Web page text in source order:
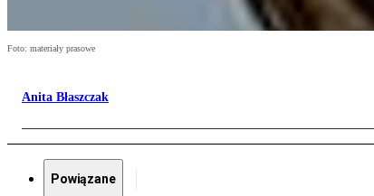
Foto: materiały prasowe
Anita Błaszczak
Powiązane